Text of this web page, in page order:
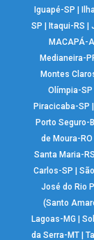
Iguapé-SP
SP
Itaqui-RS |
MACAPÁ-
Medianeira-
Montes
Olímpia-SP
Piracicaba-SP
Porto Seguro-
de Moura-RO
Santa Maria-RS
Carlos-SP
José do Rio
(Santo
Lagoas-MG
|
da Serra-MT|